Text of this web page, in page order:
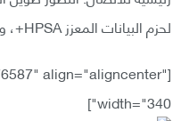
لحزم البيانات المعزز HPSA+، وتقنية الواي ماكس WiMAX.
align="aligncenter"
width="340"]